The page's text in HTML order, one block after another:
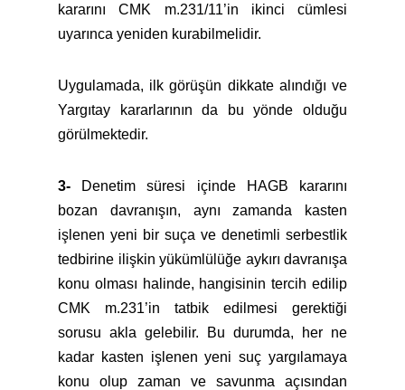
kararını CMK m.231/11’in ikinci cümlesi
uyarınca yeniden kurabilmelidir.
Uygulamada, ilk görüşün dikkate alındığı ve
Yargıtay kararlarının da bu yönde olduğu
görülmektedir.
3-
Denetim süresi içinde HAGB kararını
bozan davranışın, aynı zamanda kasten
işlenen yeni bir suça ve denetimli serbestlik
tedbirine ilişkin yükümlülüğe aykırı davranışa
konu olması halinde, hangisinin tercih edilip
CMK m.231’in tatbik edilmesi gerektiği
sorusu akla gelebilir. Bu durumda, her ne
kadar kasten işlenen yeni suç yargılamaya
konu olup zaman ve savunma açısından